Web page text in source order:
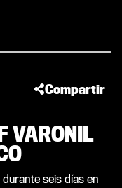
Compartir
VARONIL
seis días en